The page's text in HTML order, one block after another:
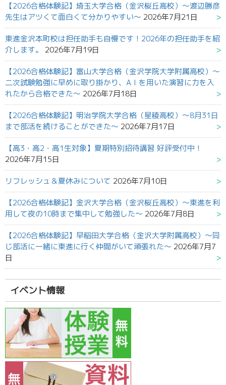
【2026合格体験記】埼玉大学合格（金沢桜丘高校）～渡辺勝彦
先生はアツくて面白くて分かりやすい～ 2026年7月21日
東進金沢本町校は担任助手も自慢です！2026年の担任助手を紹
介します。
2026年7月19日
【2026合格体験記】富山大学合格（金沢学院大学附属高校）～
二次試験勉強に早めに取り掛かり、AＩを用いた演習に力を入
れたから合格できた～ 2026年7月18日
【2026合格体験記】明治学院大学合格（星稜高校）～8月31日
まで部活を続けることができた～ 2026年7月17日
【高3・高2・高1生対象】夏期特別招待講習 好評受付中！
2026年7月15日
リフレッシュ＆夏休みについて 2026年7月10日
【2026合格体験記】金沢大学合格（金沢桜丘高校）～東進を利
用して夜の10時まで集中して勉強した～ 2026年7月8日
【2026合格体験記】早稲田大学合格（金沢大学附属高校）～同
じ部活に一緒に東進に行く仲間がいて頑張れた～ 2026年7月7
日
イベント情報